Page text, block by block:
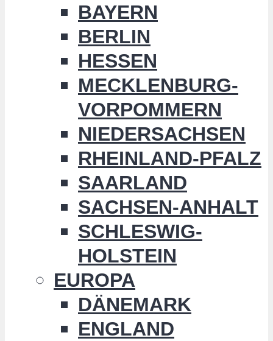
BAYERN
BERLIN
HESSEN
MECKLENBURG-
VORPOMMERN
NIEDERSACHSEN
RHEINLAND-PFALZ
SAARLAND
SACHSEN-ANHALT
SCHLESWIG-
HOLSTEIN
EUROPA
DÄNEMARK
ENGLAND